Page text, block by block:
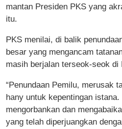
mantan Presiden PKS yang
itu.
PKS menilai, di balik
besar yang mengancam
masih berjalan terseok-seok di
“Penundaan Pemilu, merusak
hany untuk kepentingan
mengorbankan dan
yang telah diperjuangkan